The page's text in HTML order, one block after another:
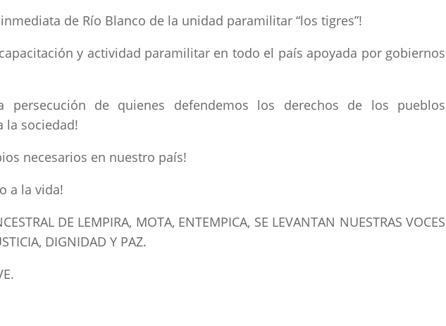
de Río Blanco de la unidad paramilitar “los tigres”!
y actividad paramilitar en todo el país apoyada por gobiernos
persecución de quienes defendemos los derechos de los pueblos
la sociedad!
necesarios en nuestro país!
a la vida!
DE LEMPIRA, MOTA, ENTEMPICA, SE LEVANTAN NUESTRAS VOCES
DIGNIDAD Y PAZ.